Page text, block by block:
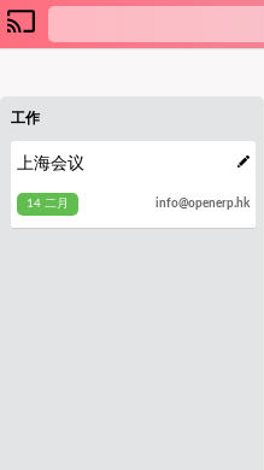
工作
上海会议
14 二月 info@openerp.hk